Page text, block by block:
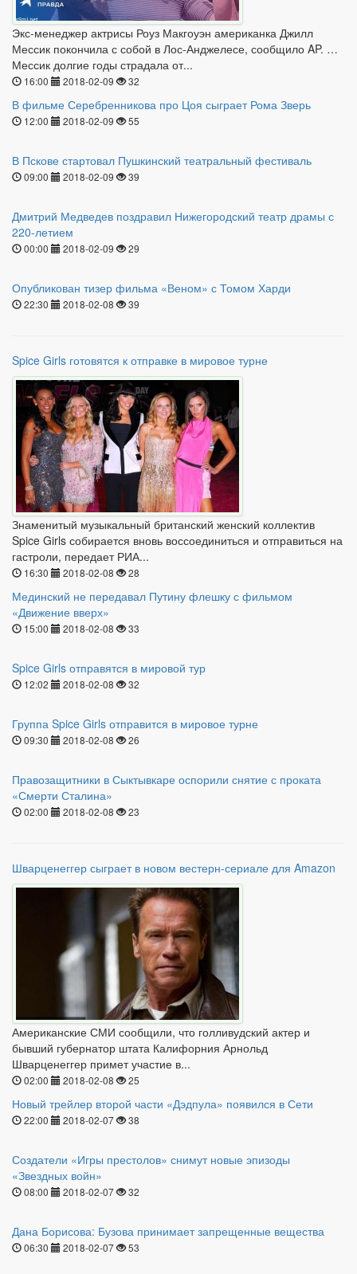
Экс-менеджер актрисы Роуз Макгоуэн американка Джилл
Мессик покончила с собой в Лос-Анджелесе, сообщило AP. …
Мессик долгие годы страдала от...
16:00 2018-02-09 32
В фильме Серебренникова про Цоя сыграет Рома Зверь
12:00 2018-02-09 55
В Пскове стартовал Пушкинский театральный фестиваль
09:00 2018-02-09 39
Дмитрий Медведев поздравил Нижегородский театр драмы с
220-летием
00:00 2018-02-09 29
Опубликован тизер фильма «Веном» с Томом Харди
22:30 2018-02-08 39
Spice Girls готовятся к отправке в мировое турне
Знаменитый музыкальный британский женский коллектив
Spice Girls собирается вновь воссоединиться и отправиться на
гастроли, передает РИА...
16:30 2018-02-08 28
Мединский не передавал Путину флешку с фильмом
«Движение вверх»
15:00 2018-02-08 33
Spice Girls отправятся в мировой тур
12:02 2018-02-08 32
Группа Spice Girls отправится в мировое турне
09:30 2018-02-08 26
Правозащитники в Сыктывкаре оспорили снятие с проката
«Смерти Сталина»
02:00 2018-02-08 23
Шварценеггер сыграет в новом вестерн-сериале для Amazon
Американские СМИ сообщили, что голливудский актер и
бывший губернатор штата Калифорния Арнольд
Шварценеггер примет участие в...
02:00 2018-02-08 25
Новый трейлер второй части «Дэдпула» появился в Сети
22:00 2018-02-07 38
Создатели «Игры престолов» снимут новые эпизоды
«Звездных войн»
08:00 2018-02-07 32
Дана Борисова: Бузова принимает запрещенные вещества
06:30 2018-02-07 53